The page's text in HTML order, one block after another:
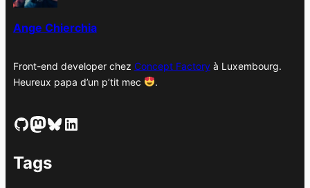
s
Ange Chierchia
Front-end developer chez Concept Factoryà Luxembourg.
Heureux papa d’un p’tit mec
.
GitHub Mastodon Bluesky LinkedIn
Tags